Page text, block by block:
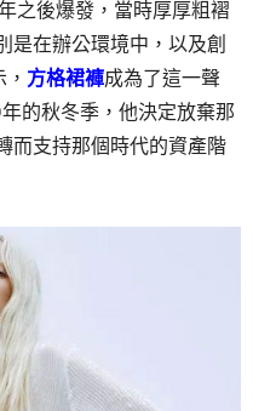
之後爆發，當時厚厚粗褶
是在辦公環境中，以及創
方格裙褲成為了這一聲
的秋冬季，他決定放棄那
而支持那個時代的資產階